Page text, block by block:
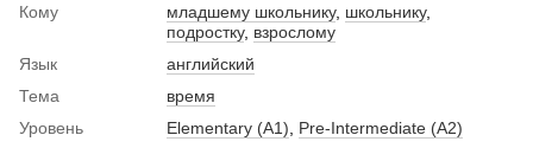
Кому младшему школьнику, школьнику,
подростку, взрослому
Язык
английский
Тема
время
Уровень
Elementary (A1)
Pre-Intermediate (A2)